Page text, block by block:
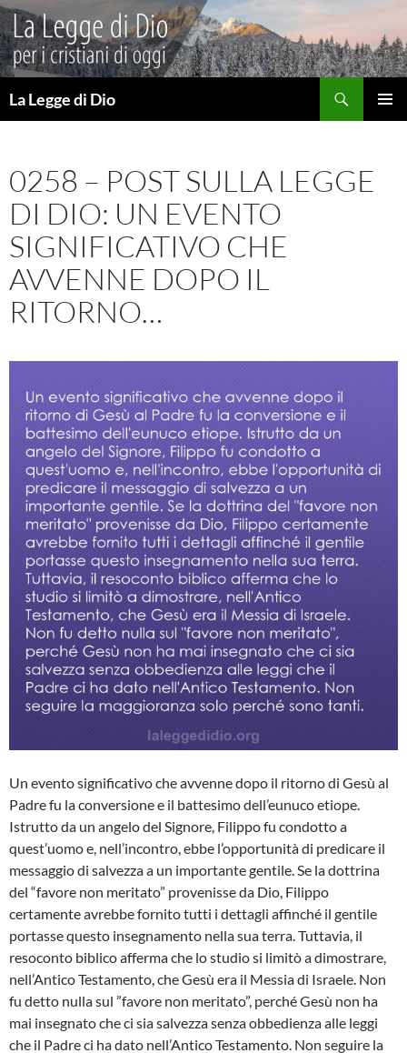
Vai
al
contenuto
La Legge di Dio
0258 – POST SULLA LEGGE
DI DIO: UN EVENTO
SIGNIFICATIVO CHE
AVVENNE DOPO IL
RITORNO…
Un evento significativo che avvenne dopo il ritorno di Gesù al
Padre fu la conversione e il battesimo dell’eunuco etiope.
Istrutto da un angelo del Signore, Filippo fu condotto a
quest’uomo e, nell’incontro, ebbe l’opportunità di predicare il
messaggio di salvezza a un importante gentile. Se la dottrina
del “favore non meritato” provenisse da Dio, Filippo
certamente avrebbe fornito tutti i dettagli affinché il gentile
portasse questo insegnamento nella sua terra. Tuttavia, il
resoconto biblico afferma che lo studio si limitò a dimostrare,
nell’Antico Testamento, che Gesù era il Messia di Israele. Non
fu detto nulla sul ”favore non meritato”, perché Gesù non ha
mai insegnato che ci sia salvezza senza obbedienza alle leggi
che il Padre ci ha dato nell’Antico Testamento. Non seguire la